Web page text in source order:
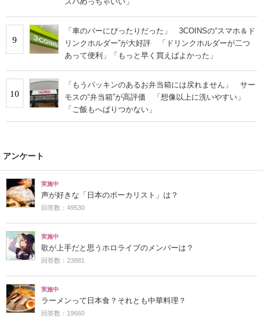
9
「車のバーにぴったりだった」 3COINSの“スマホ＆ド
リンクホルダー”が大好評 「ドリンクホルダーが二つ
あって便利」「もっと早く買えばよかった」
10
「もうパッキンのあるお弁当箱には戻れません」 サー
モスの“弁当箱”が高評価 「想像以上に洗いやすい」
「ご飯もへばりつかない」
アンケート
実施中
声が好きな「日本のボーカリスト」は？
回答数：49530
実施中
歌が上手だと思うホロライブのメンバーは？
回答数：23881
実施中
ラーメンって日本食？それとも中華料理？
回答数：19660